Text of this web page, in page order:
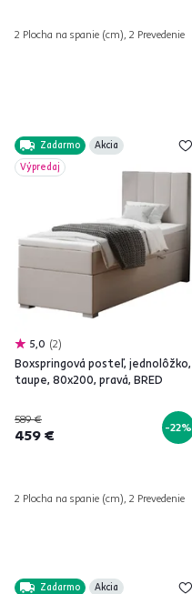
2 Plocha na spanie (cm), 2 Prevedenie
Zadarmo
Akcia
Výpredaj
5,0 2
Boxspringová posteľ, jednolôžko,
taupe, 80x200, pravá, BRED
589 €
459 € -22%
2 Plocha na spanie (cm), 2 Prevedenie
Zadarmo
Akcia